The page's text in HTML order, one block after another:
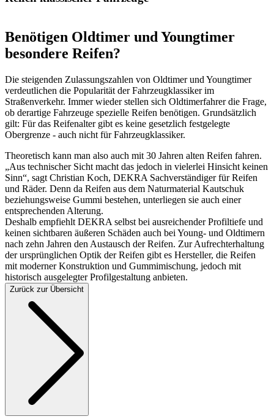
Benötigen Oldtimer und Youngtimer
besondere Reifen?
Die steigenden Zulassungszahlen von Oldtimer und Youngtimer
verdeutlichen die Popularität der Fahrzeugklassiker im
Straßenverkehr. Immer wieder stellen sich Oldtimerfahrer die Frage,
ob derartige Fahrzeuge spezielle Reifen benötigen. Grundsätzlich
gilt: Für das Reifenalter gibt es keine gesetzlich festgelegte
Obergrenze - auch nicht für Fahrzeugklassiker.
Theoretisch kann man also auch mit 30 Jahren alten Reifen fahren.
„Aus technischer Sicht macht das jedoch in vielerlei Hinsicht keinen
Sinn“, sagt Christian Koch, DEKRA Sachverständiger für Reifen
und Räder. Denn da Reifen aus dem Naturmaterial Kautschuk
beziehungsweise Gummi bestehen, unterliegen sie auch einer
entsprechenden Alterung.
Deshalb empfiehlt DEKRA selbst bei ausreichender Profiltiefe und
keinen sichtbaren äußeren Schäden auch bei Young- und Oldtimern
nach zehn Jahren den Austausch der Reifen. Zur Aufrechterhaltung
der ursprünglichen Optik der Reifen gibt es Hersteller, die Reifen
mit moderner Konstruktion und Gummimischung, jedoch mit
historisch ausgelegter Profilgestaltung anbieten.
Zurück zur Übersicht